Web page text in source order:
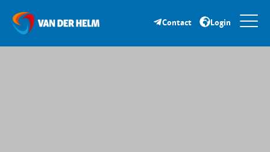
Contact Login